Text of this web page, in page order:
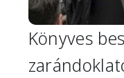
Könyves